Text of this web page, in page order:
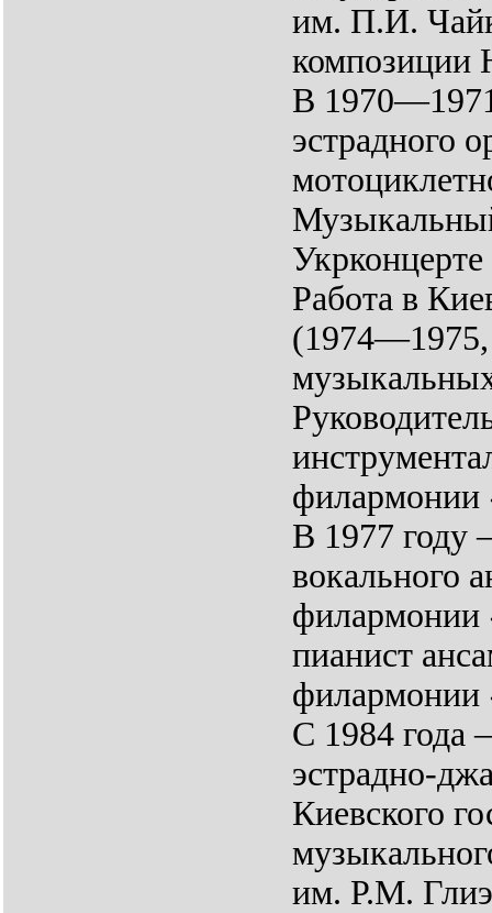
им. П.И.
В
эстрадного
Работа в
(1974—1975,
В 1977 году
вокального
филармонии
пианист
филармонии
С 1984 года
эстрадно-
Киевского
им. Р.М.